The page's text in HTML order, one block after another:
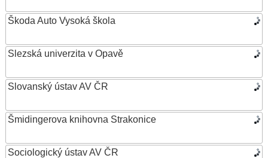
Škoda Auto Vysoká škola
Slezská univerzita v Opavě
Slovanský ústav AV ČR
Šmidingerova knihovna Strakonice
Sociologický ústav AV ČR